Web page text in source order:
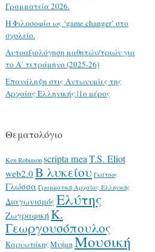
Γραμματεία 2026.
H Φιλοσοφία ως ‘game changer’ στο
σχολείο.
Αυτοαξιολόγηση μαθητών/τριών για
το Α΄ τετράμηνο (2025-26)
Επανάληψη στις Αντωνυμίες της
Αρχαίας Ελληνικής |1ο μέρος
Θεματολόγιο
Ken Robinson scripta meaT.S. Eliot
web2.0 Β λυκείου Γκάτσος
Γλώσσα Γραμματική Αρχαίας Ελληνικής
ΔιαγωνισμόςΕλύτης
Ζωγραφική Κ.
Γεωργουσόπουλος
ΚαρυωτάκηςΜνήμηΜουσική